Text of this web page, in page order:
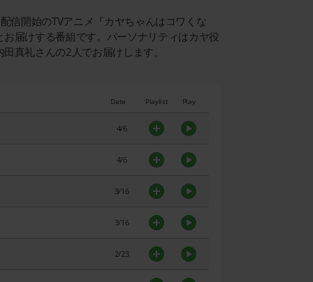
信開始のTVアニメ『カヤちゃんはコワくな
届けする番組です。パーソナリティはカヤ役
真礼さんの2人でお届けします。
Date Playlist Play
4/6
4/6
3/16
3/16
2/23